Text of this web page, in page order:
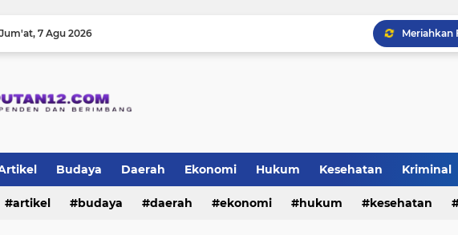
Jum'at 7 Agu 2026
Budaya Daerah Ekonomi Hukum Kesehatan Kriminal
Politik TNI-Polri sosial
artikel budaya daerah ekonomi hukum kesehatan